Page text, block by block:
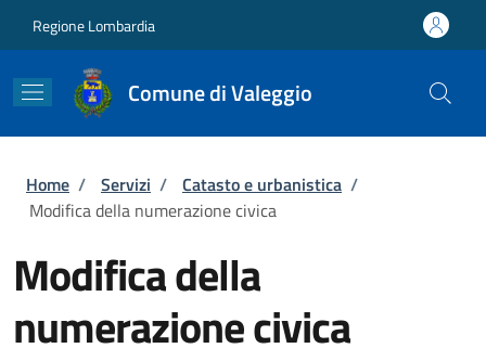
Regione Lombardia
Comune di Valeggio
Briciole di pane
Home / Servizi / Catasto e urbanistica /
Modifica della numerazione civica
Modifica della
numerazione civica